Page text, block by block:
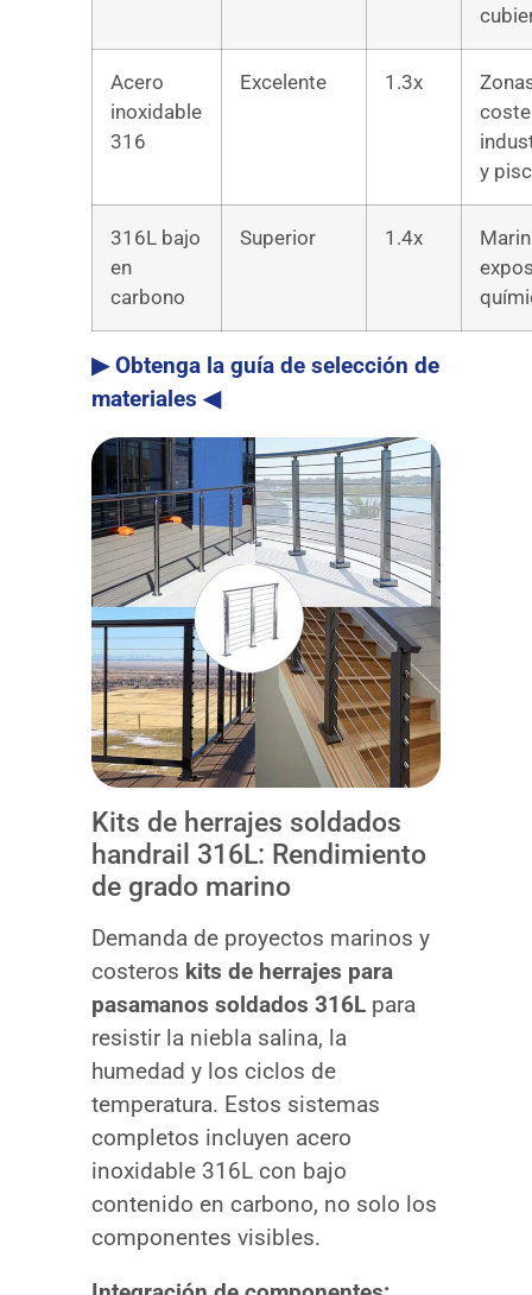
Acero
inoxidable
316
Excelente 1.3x
y
316L bajo
en
carbono
Superior 1.4x
▶ Obtenga la guía de selección de
materiales ◀
Kits de herrajes soldados
handrail 316L: Rendimiento
de grado marino
Demanda de proyectos marinos y
costeros kits de herrajes para
pasamanos soldados 316Lpara
resistir la niebla salina, la
humedad y los ciclos de
temperatura. Estos sistemas
completos incluyen acero
inoxidable 316L con bajo
contenido en carbono, no solo los
componentes visibles.